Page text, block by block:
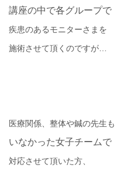
講座の中で各グループで
疾患のあるモニターさまを
施術させて頂くのですが
医療関係、整体や鍼の先生も
いなかった女子チームで
対応させて頂いた方、